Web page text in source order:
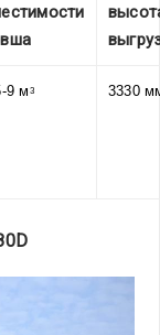
9 м 3 3330